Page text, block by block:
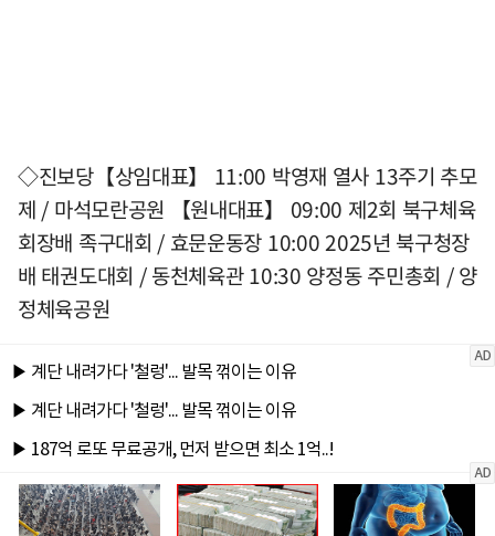
◇진보당【상임대표】 11:00 박영재 열사 13주기 추모
제 / 마석모란공원 【원내대표】 09:00 제2회 북구체육
회장배 족구대회 / 효문운동장 10:00 2025년 북구청장
배 태권도대회 / 동천체육관 10:30 양정동 주민총회 / 양
정체육공원